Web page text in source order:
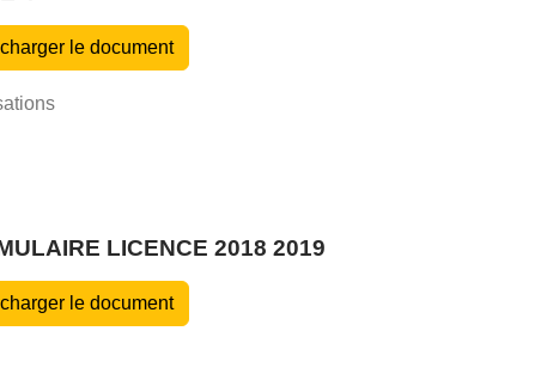
le document
LICENCE 2018 2019
le document